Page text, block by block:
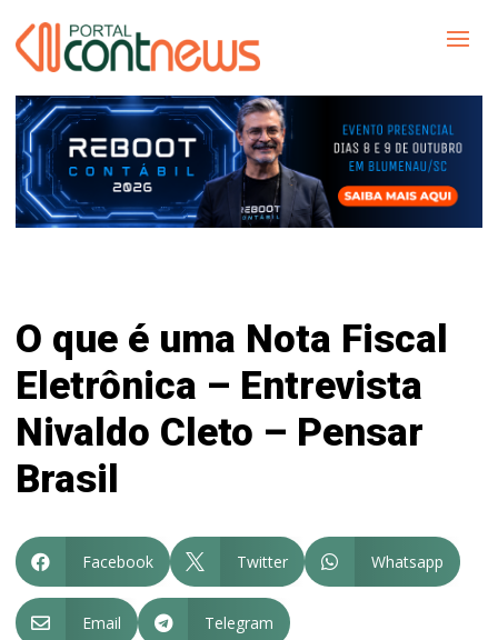
O que é uma Nota Fiscal
Eletrônica – Entrevista
Nivaldo Cleto – Pensar
Brasil
 Facebook  Twitter  Whatsapp
 Email  Telegram